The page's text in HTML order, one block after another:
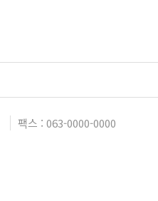
팩스 : 063-0000-0000